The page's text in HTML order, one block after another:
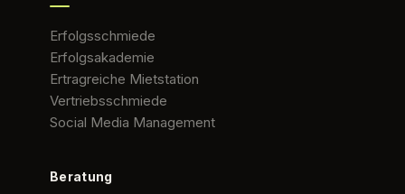
Erfolgsschmiede
Erfolgsakademie
Ertragreiche Mietstation
Vertriebsschmiede
Social Media Management
Beratung